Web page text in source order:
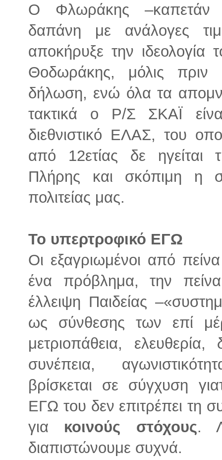
Ο Φλωράκης –καπετάν
δαπάνη με ανάλογες
αποκήρυξε την ιδεολογία
Θοδωράκης, μόλις πριν
δήλωση, ενώ όλα τα
τακτικά ο Ρ/Σ ΣΚΑΪ
διεθνιστικό ΕΛΑΣ, του
από 12ετίας δε ηγείται
Πλήρης και σκόπιμη η
πολιτείας μας.
Το υπερτροφικό ΕΓΩ
Οι εξαγριωμένοι από
ένα πρόβλημα, την
έλλειψη Παιδείας
ως σύνθεσης των επί
μετριοπάθεια, ελευθερία,
συνέπεια,
βρίσκεται σε σύγχυση
ΕΓΩ του δεν επιτρέπει τη
για κοινούς στόχους.
διαπιστώνουμε συχνά.